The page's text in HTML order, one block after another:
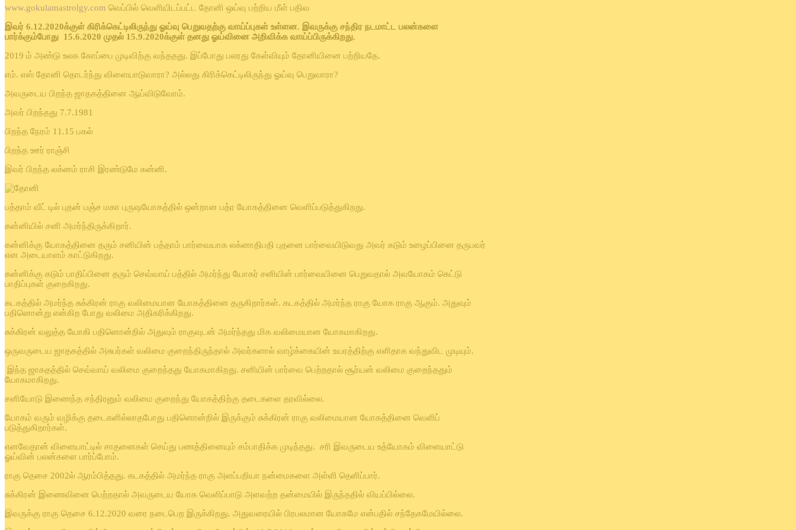
www.gokulamastrolgy.com வெப்பில் வெளியிடப்பட்ட தோனி ஒய்வு பற்றிய மீள் பதிவ
இவர் 6.12.2020க்குள் கிரிக்கெட்டிலிருந்து ஓய்வு பெறுவதற்கு வாய்ப்புகள் உள்ளன. இவருக்கு சந்திர நடமாட்ட
பலன்களை
பார்க்கும்போது 15.6.2020 முதல் 15.9.2020க்குள் தனது ஓய்வினை அறிவிக்க வாய்ப்பிருக்கிறது.
2019 ம் அண்டு உலக கோப்பை முடிவிற்கு வந்ததது. இப்போது பலரது கேள்வியும் தோனியினை பற்றியதே.
எம். எஸ் தோனி தொடர்ந்து விளையாடுவாரா? அல்லது கிரிக்கெட்டிலிருந்து ஓய்வு பெறுவாரா?
அவருடைய பிறந்த ஜாதகத்தினை ஆய்விடுவோம்.
அவர் பிறந்தது 7.7.1981
பிறந்த நேரம் 11.15 பகல்
பிறந்த ஊர் ராஞ்சி
இவர் பிறந்த லக்னம் ராசி இரண்டுமே கன்னி.
பத்தாம் வீட் டில் புதன் பஞ்ச மகா புருஷயோகத்தில் ஒன்றான பத்ர யோகத்தினை வெளிப்படுத்துகிறது.
கன்னியில் சனி அமர்ந்திருக்கிறார்.
கன்னிக்கு யோகத்தினை தரும் சனியின் பத்தாம் பார்வையாக லக்னாதிபதி புதனை பார்வையிடுவது அவர் கடும் உழைப்பினை தருபவர்
என அடையாளம் காட்டுகிறது.
கன்னிக்கு கடும் பாதிப்பினை தரும் செவ்வாய் பத்தில் அமர்ந்து யோகர் சனியின் பார்வையினை பெறுவதால் அவயோகம் கெட்டு
பாதிப்புகள் குறைகிறது.
கடகத்தில் அமர்ந்த சுக்கிரன் ராகு வலிமையான யோகத்தினை தருகிறார்கள். கடகத்தில் அமர்ந்த ராகு யோக ராகு ஆகும். அதுவும்
பதினொன்று என்கிற போது வலிமை அதிகரிக்கிறது.
சுக்கிரன் வலுத்த யோகி பதினொன்றில் அதுவும் ராகுவுடன் அமர்ந்தது மிக வலிமையான யோகமாகிறது.
ஒருவருடைய ஜாதகத்தில் அசுபர்கள் வலிமை குறைந்திருந்தால் அவர்களால் வாழ்க்கையின் உயரத்திற்கு எளிதாக வந்துவிட முடியும்.
இந்த ஜாகதத்தில் செவ்வாய் வலிமை குறைந்தது யோகமாகிறது. சனியின் பார்வை பெற்றதால் சூர்யன் வலிமை குறைந்ததும்
யோகமாகிறது.
சனியோடு இணைந்த சந்திரனும் வலிமை குறைந்து யோகத்திற்கு தடைகளை தரவில்லை.
யோகம் வரும் வழிக்கு தடைகளில்லாதபோது பதினொன்றில் இருக்கும் சுக்கிரன் ராகு வலிமையான யோகத்தினை வெளிப்
படுத்துகிறார்கள்.
எனவேதான் விளையாட்டில் சாதனைகள் செய்து பணத்தினையும் சம்பாதிக்க முடிந்தது. சரி இவருடைய உத்யோகம் விளையாட்டு
ஓய்வின் பலன்களை பார்ப்போம்.
ராகு தெசை 2002ல் ஆரம்பித்தது. கடகத்தில் அமர்ந்த ராகு அளப்பறியா நன்மைகளை அள்ளி தெளிப்பார்.
சுக்கிரன் இணைவினை பெற்றதால் அவருடைய யோக வெளிப்பாடு அளவற்ற தன்மையில் இருந்ததில் வியப்பில்லை.
இவருக்கு ராகு தெசை 6.12.2020 வரை நடைபெற இருக்கிறது. அதுவரையில் பிரபலமான யோகமே என்பதில் சந்தேகமேயில்லை.